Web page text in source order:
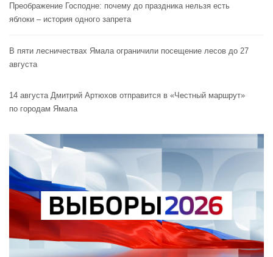
Преображение Господне: почему до праздника нельзя есть
яблоки – история одного запрета
В пяти лесничествах Ямала ограничили посещение лесов до 27
августа
14 августа Дмитрий Артюхов отправится в «Честный маршрут»
по городам Ямала